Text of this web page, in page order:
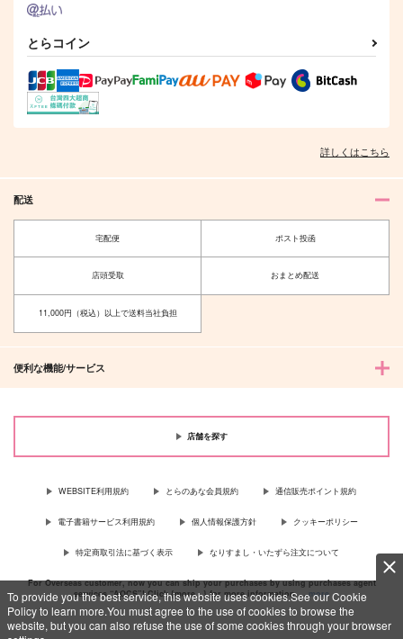
To provide you the best service, this website uses cookies.See our Cookie
Policy to learn more.You must agree to the use of cookies to browse the
website, but you can also refuse the use of some cookies through your browser
作品詳細
550円（税込）
水戸洋平×桜木花道
サンプル
3,960円（税込）
五条悟×女夢主
サンプル
とらコイン
詳しくはこちら
配送
宅配便 ポスト投函
店頭受取 おまとめ配送
11,000円（税込）以上で送料当社負担
便利な機能/サービス
店舗を探す
WEBSITE利用規約 とらのあな会員規約 通信販売ポイント規約
電子書籍サービス利用規約 個人情報保護方針 クッキーポリシー
特定商取引法に基づく表示 なりすまし・いたずら注文について
For Overseas customer, now you can ship your purchases by using purchases agent
services “AOCS”! Click {more…} for more information …more